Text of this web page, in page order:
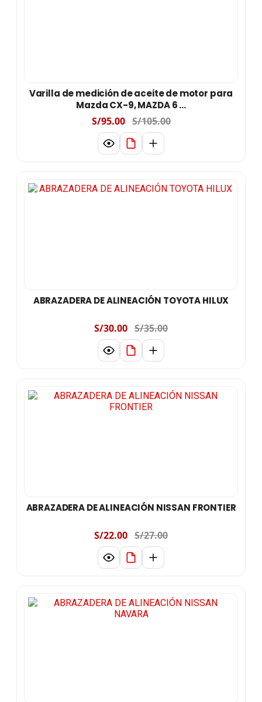
Varilla de medición de aceite de motor para
Mazda CX-9, MAZDA 6 ...
S/95.00 S/105.00
ABRAZADERA DE ALINEACIÓN TOYOTA HILUX
S/30.00 S/35.00
ABRAZADERA DE ALINEACIÓN NISSAN FRONTIER
S/22.00 S/27.00